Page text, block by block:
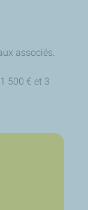
associés.
500 € et 3